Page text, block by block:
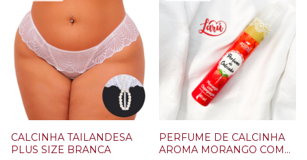
CALCINHA TAILANDESA
PLUS SIZE BRANCA
PERFUME DE CALCINHA
AROMA MORANGO COM